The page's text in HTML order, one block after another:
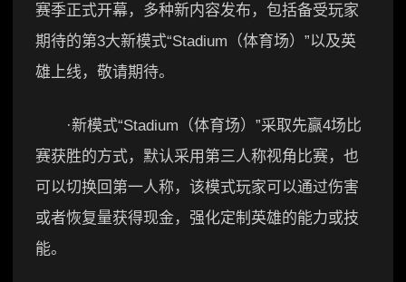
赛季正式开幕，多种新内容发布，包括备受玩家
期待的第3大新模式“Stadium（体育场）”以及英
雄上线，敬请期待。
·新模式“Stadium（体育场）”采取先赢4场比
赛获胜的方式，默认采用第三人称视角比赛，也
可以切换回第一人称，该模式玩家可以通过伤害
或者恢复量获得现金，强化定制英雄的能力或技
能。